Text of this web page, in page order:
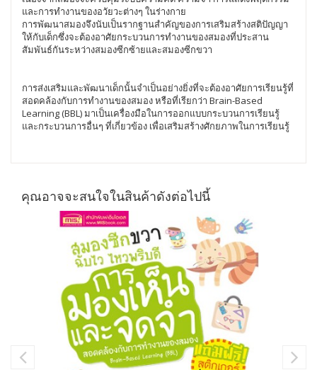
และการทำงานของอวัยวะต่างๆ ในร่างกาย
การพัฒนาสมองจึงนับเป็นรากฐานสำคัญของการเสริมสร้างสติปัญญา
ให้กับเด็กซึ่งจะต้องอาศัยกระบวนการทำงานของสมองที่ประสาน
สัมพันธ์กันระหว่างสมองซีกซ้ายและสมองซีกขวา
การส่งเสริมและพัฒนาเด็กนั้นจำเป็นอย่างยิ่งที่จะต้องอาศัยการเรียนรู้ที่
สอดคล้องกับการทำงานของสมอง หรือที่เรียกว่า Brain-Based
Learning (BBL) มาเป็นเครื่องมือในการออกแบบกระบวนการเรียนรู้
และกระบวนการอื่นๆ ที่เกี่ยวข้อง เพื่อเสริมสร้างศักยภาพในการเรียนรู้
คุณอาจจะสนใจในสินค้าดังต่อไปนี้